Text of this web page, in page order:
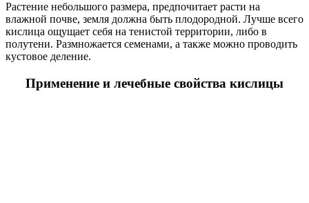
Растение небольшого размера, предпочитает расти на
влажной почве, земля должна быть плодородной. Лучше всего
кислица ощущает себя на тенистой территории, либо в
полутени. Размножается семенами, а также можно проводить
кустовое деление.
Применение и лечебные свойства кислицы